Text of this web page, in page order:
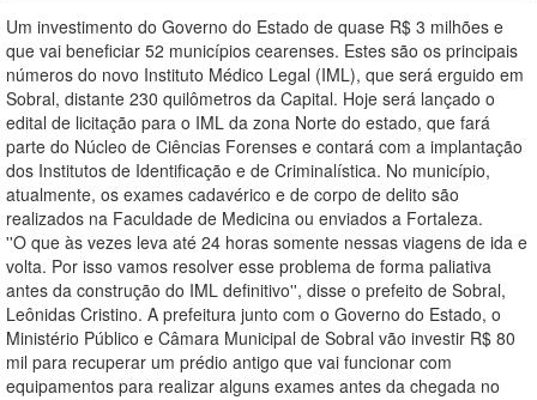
Um investimento do Governo do Estado de quase R$ 3 milhões e
que vai beneficiar 52 municípios cearenses. Estes são os principais
números do novo Instituto Médico Legal (IML), que será erguido em
Sobral, distante 230 quilômetros da Capital. Hoje será lançado o
edital de licitação para o IML da zona Norte do estado, que fará
parte do Núcleo de Ciências Forenses e contará com a implantação
dos Institutos de Identificação e de Criminalística. No município,
atualmente, os exames cadavérico e de corpo de delito são
realizados na Faculdade de Medicina ou enviados a Fortaleza.
''O que às vezes leva até 24 horas somente nessas viagens de ida e
volta. Por isso vamos resolver esse problema de forma paliativa
antes da construção do IML definitivo'', disse o prefeito de Sobral,
Leônidas Cristino. A prefeitura junto com o Governo do Estado, o
Ministério Público e Câmara Municipal de Sobral vão investir R$ 80
mil para recuperar um prédio antigo que vai funcionar com
equipamentos para realizar alguns exames antes da chegada no